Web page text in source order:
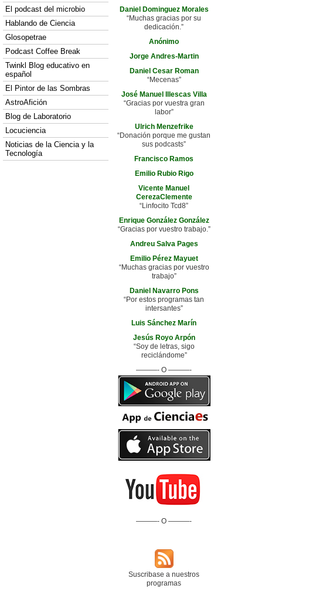
El podcast del microbio
Hablando de Ciencia
Glosopetrae
Podcast Coffee Break
Twinkl Blog educativo en
español
El Pintor de las Sombras
AstroAfición
Blog de Laboratorio
Locuciencia
Noticias de la Ciencia y la
Tecnología
Daniel Dominguez Morales
“Muchas gracias por su
dedicación.”
Anónimo
Jorge Andres-Martin
Daniel Cesar Roman
“Mecenas”
José Manuel Illescas Villa
“Gracias por vuestra gran
labor”
Ulrich Menzefrike
“Donación porque me gustan
sus podcasts”
Francisco Ramos
Emilio Rubio Rigo
Vicente Manuel
CerezaClemente
“Linfocito Tcd8”
Enrique González González
“Gracias por vuestro trabajo.”
Andreu Salva Pages
Emilio Pérez Mayuet
“Muchas gracias por vuestro
trabajo”
Daniel Navarro Pons
“Por estos programas tan
intersantes”
Luis Sánchez Marín
Jesús Royo Arpón
“Soy de letras, sigo
reciclándome”
———- O ———-
———- O ———-
Suscribase a nuestros
programas